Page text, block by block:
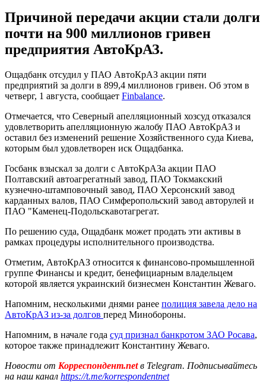
Причиной передачи акции стали долги
почти на 900 миллионов гривен
предприятия АвтоКрАЗ.
Ощадбанк отсудил у ПАО АвтоКрАЗ акции пяти
предприятий за долги в 899,4 миллионов гривен. Об этом в
четверг, 1 августа, сообщает Finbalance.
Отмечается, что Северный апелляционный хозсуд отказался
удовлетворить апелляционную жалобу ПАО АвтоКрАЗ и
оставил без изменений решение Хозяйственного суда Киева,
которым был удовлетворен иск Ощадбанка.
Госбанк взыскал за долги с АвтоКрАЗа акции ПАО
Полтавский автоагрегатный завод, ПАО Токмакский
кузнечно-штамповочный завод, ПАО Херсонский завод
карданных валов, ПАО Симферопольский завод авторулей и
ПАО "Каменец-Подольскавотагрегат.
По решению суда, Ощадбанк может продать эти активы в
рамках процедуры исполнительного производства.
Отметим, АвтоКрАЗ относится к финансово-промышленной
группе Финансы и кредит, бенефициарным владельцем
которой является украинский бизнесмен Константин Жеваго.
Напомним, несколькими днями ранее полиция завела дело на
АвтоКрАЗ из-за долгов перед Минобороны.
Напомним, в начале года суд признал банкротом ЗАО Росава,
которое также принадлежит Константину Жеваго.
Новости от Корреспондент.netв Telegram. Подписывайтесь
на наш канал https://t.me/korrespondentnet